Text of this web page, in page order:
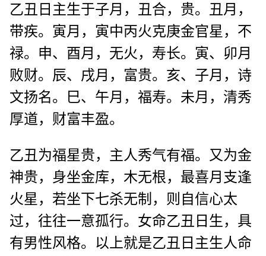
乙丑日主生于子月，丑合，贵。丑月，
带疾。寅月，寅中丙火克庚金官星，不
禄。申、酉月，无火，寿长。寅、卯月
败财。辰、戌月，富贵。亥、子月，诗
文扬名。巳、午月，福寿。未月，清秀
厚道，财富丰盈。
乙丑为福星贵，主人秀气有福。又为金
神贵，身坐金库，木无根，最喜月支逢
火星，若坐下七杀无制，则自信心太
过，往往一意孤行。女命乙丑日生，具
有男性风格。以上就是乙丑日主生人命